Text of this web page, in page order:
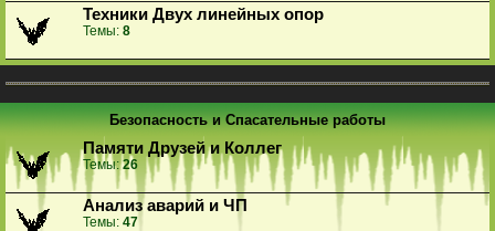
Техники Двух линейных опор
Темы: 8
Безопасность и Спасательные работы
Памяти Друзей и Коллег
Темы:26
Анализ аварий и ЧП
Темы: 47